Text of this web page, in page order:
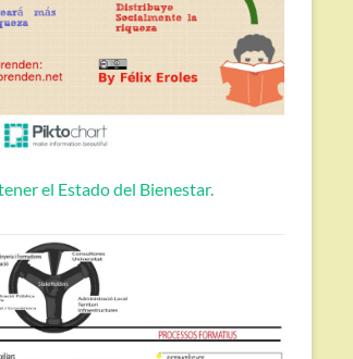
el Estado del Bienestar.